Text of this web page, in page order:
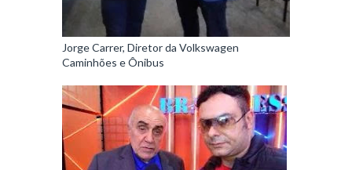
Jorge Carrer, Diretor da Volkswagen
Caminhões e Ônibus